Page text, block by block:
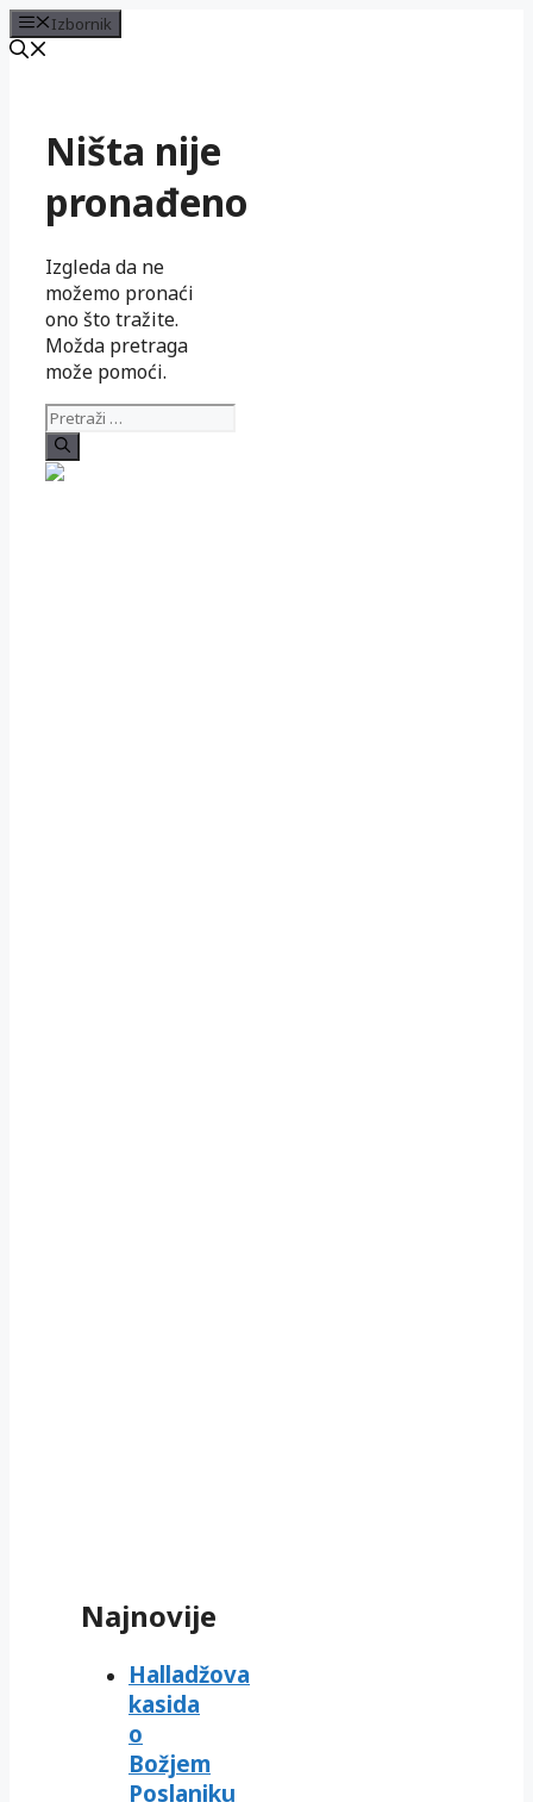
Izbornik
Ništa nije
pronađeno
Izgleda da ne
možemo pronaći
ono što tražite.
Možda pretraga
može pomoći.
Pretraži:
Najnovije
Halladžova
kasida
o
Božjem
Poslaniku